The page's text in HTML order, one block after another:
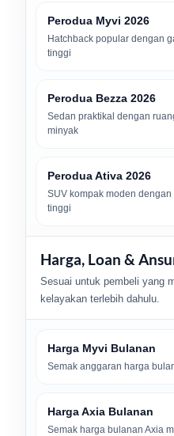
Perodua Myvi 2026
Hatchback popular dengan
tinggi
Perodua Bezza 2026
Sedan praktikal dengan
minyak
Perodua Ativa 2026
SUV kompak moden
tinggi
Harga, Loan &
Sesuai untuk pembeli yang
kelayakan terlebih dahulu.
Harga Myvi Bulanan
Semak anggaran harga
Harga Axia Bulanan
Semak harga bulanan Axia